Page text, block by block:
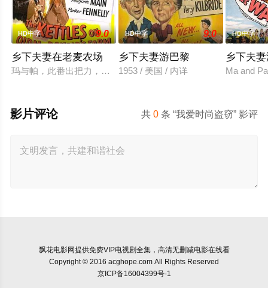
HD中字 9.0
乡下夫妻在老麦农场
玛与帕，此番出把力，要替木材商布拉德·约翰逊和那位娇惯任
HD中字 9.0
乡下夫妻游巴黎
1953 / 美国 / 内详
HD中字
乡下夫
Ma and
共0 条 “我爱时尚盗窃” 影评
影片评论
飘花电影网提供免费VIP电视剧全集，高清无删减电影在线看
Copyright © 2016 acghope.com All Rights Reserved
京ICP备16004399号-1